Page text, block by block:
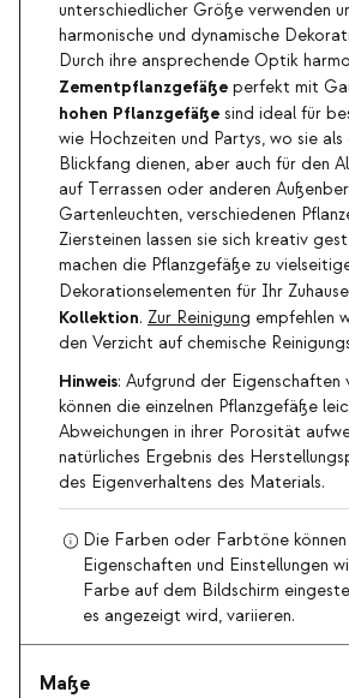
unterschiedlicher Größe verwenden
harmonische und dynamische
Durch ihre ansprechende Optik
Zementpflanzgefäße perfekt mit
hohen Pflanzgefäße sind ideal für
wie Hochzeiten und Partys, wo sie
Blickfang dienen, aber auch für den
auf Terrassen oder anderen
Gartenleuchten, verschiedenen
Ziersteinen lassen sie sich kreativ
machen die Pflanzgefäße zu
Dekorationselementen für Ihr
Kollektion. Zur Reinigung empfehlen
den Verzicht auf chemische
Hinweis: Aufgrund der Eigenschaften
können die einzelnen Pflanzgefäße
Abweichungen in ihrer Porosität
natürliches Ergebnis des
des Eigenverhaltens des Materials.
Die Farben oder Farbtöne
Eigenschaften und Einstellungen
Farbe auf dem Bildschirm
es angezeigt wird, variieren.
Maße